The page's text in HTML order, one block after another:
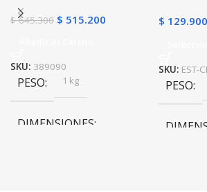
$645.300 $ 515.200
SKU: 389090
PESO 1 kg
DIMENSIONES
$ 129.900
SKU: EST-
PESO